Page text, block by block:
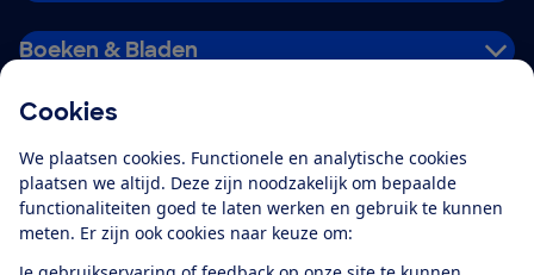
Cookies
We plaatsen cookies. Functionele en analytische cookies
plaatsen we altijd. Deze zijn noodzakelijk om bepaalde
functionaliteiten goed te laten werken en gebruik te kunnen
meten. Er zijn ook cookies naar keuze om:
Boeken & Bladen
Alles over de